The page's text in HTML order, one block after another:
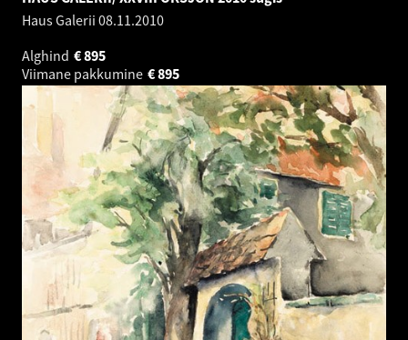
Haus Galerii 08.11.2010
Alghind
895
€
Viimane pakkumine
895
€